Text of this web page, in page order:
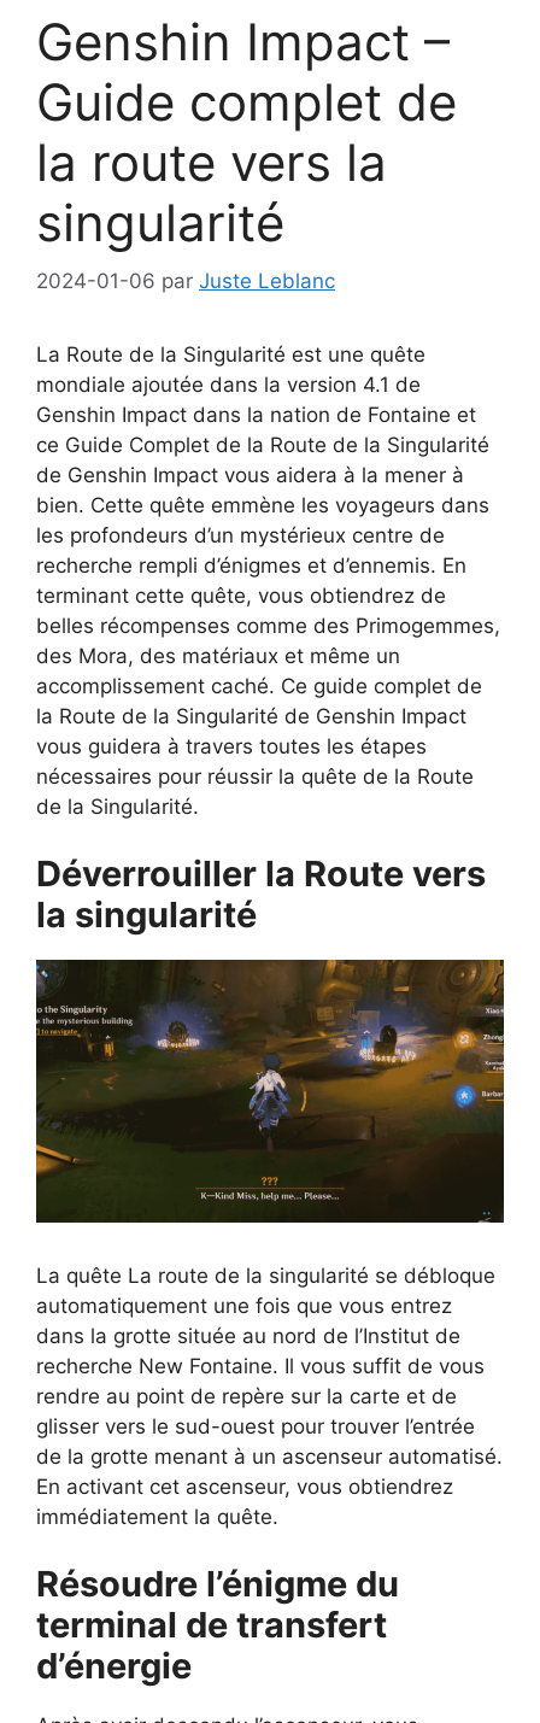
Genshin Impact –
Guide complet de
la route vers la
singularité
2024-01-06 par Juste Leblanc
La Route de la Singularité est une quête
mondiale ajoutée dans la version 4.1 de
Genshin Impact dans la nation de Fontaine et
ce Guide Complet de la Route de la Singularité
de Genshin Impact vous aidera à la mener à
bien. Cette quête emmène les voyageurs dans
les profondeurs d’un mystérieux centre de
recherche rempli d’énigmes et d’ennemis. En
terminant cette quête, vous obtiendrez de
belles récompenses comme des Primogemmes,
des Mora, des matériaux et même un
accomplissement caché. Ce guide complet de
la Route de la Singularité de Genshin Impact
vous guidera à travers toutes les étapes
nécessaires pour réussir la quête de la Route
de la Singularité.
Déverrouiller la Route vers
la singularité
La quête La route de la singularité se débloque
automatiquement une fois que vous entrez
dans la grotte située au nord de l’Institut de
recherche New Fontaine. Il vous suffit de vous
rendre au point de repère sur la carte et de
glisser vers le sud-ouest pour trouver l’entrée
de la grotte menant à un ascenseur automatisé.
En activant cet ascenseur, vous obtiendrez
immédiatement la quête.
Résoudre l’énigme du
terminal de transfert
d’énergie